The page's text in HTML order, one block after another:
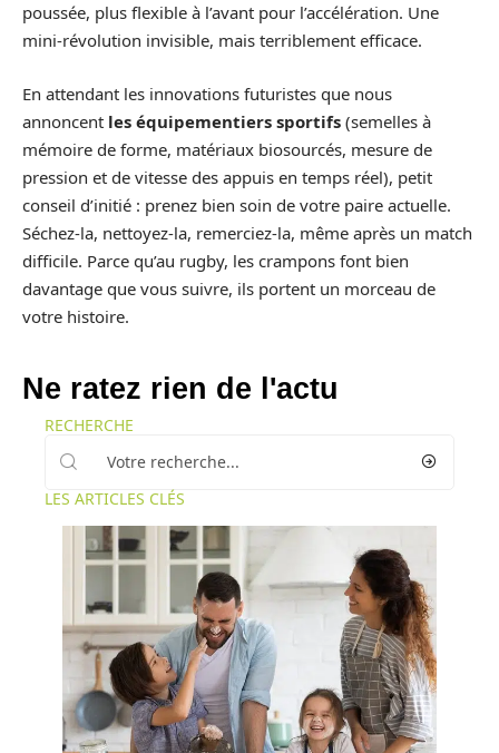
poussée, plus flexible à l’avant pour l’accélération. Une
mini-révolution invisible, mais terriblement efficace.
En attendant les innovations futuristes que nous
annoncent les équipementiers sportifs (semelles à
mémoire de forme, matériaux biosourcés, mesure de
pression et de vitesse des appuis en temps réel), petit
conseil d’initié : prenez bien soin de votre paire actuelle.
Séchez-la, nettoyez-la, remerciez-la, même après un match
difficile. Parce qu’au rugby, les crampons font bien
davantage que vous suivre, ils portent un morceau de
votre histoire.
Ne ratez rien de l'actu
RECHERCHE
LES ARTICLES CLÉS